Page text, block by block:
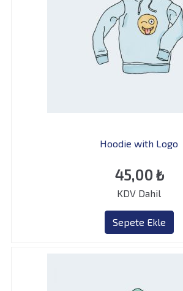
Hoodie with Logo
45,00 ₺
KDV Dahil
Sepete Ekle